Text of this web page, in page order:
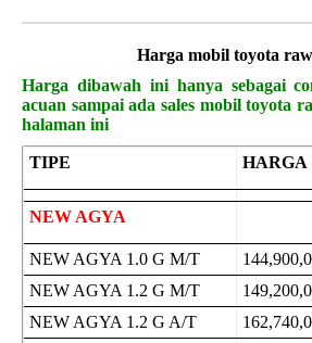
Harga mobil toyota
Harga dibawah ini hanya sebagai
acuan sampai ada sales mobil toyota
halaman ini
TIPE HARGA
NEW AGYA
NEW AGYA 1.0 G M/T
NEW AGYA 1.2 G M/T
NEW AGYA 1.2 G A/T